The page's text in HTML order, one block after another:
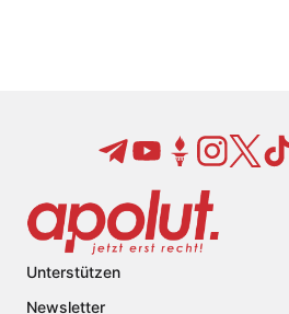
Unterstützen
Newsletter